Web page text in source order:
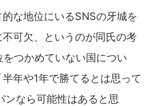
な地位にいるSNSの牙城を
可欠、というのが同氏の考
つかめていない国につい
年や1年で勝てるとは思って
なら可能性はあると思